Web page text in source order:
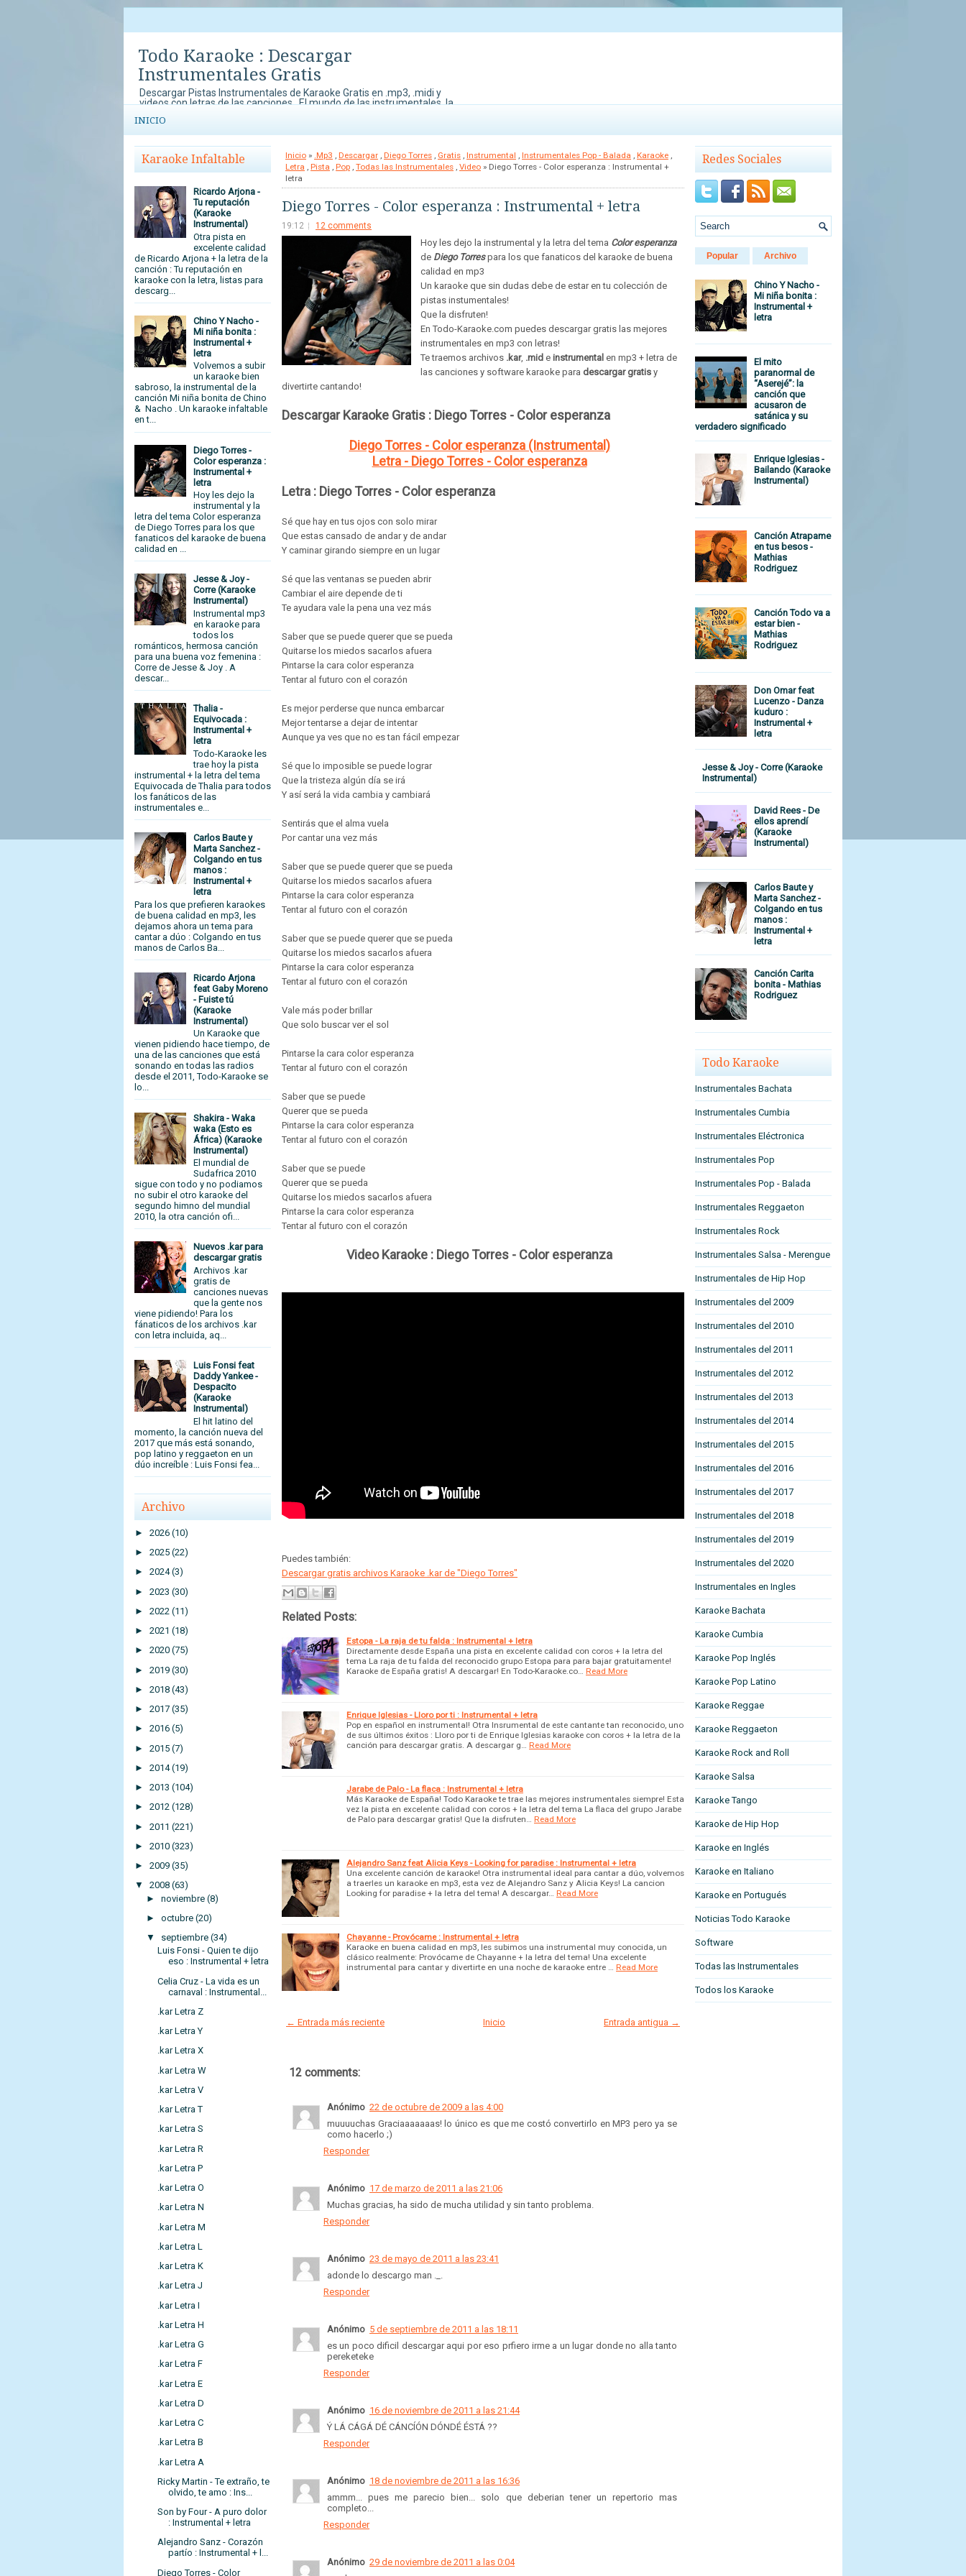
Todo Karaoke : Descargar
Instrumentales Gratis
Descargar Pistas Instrumentales de Karaoke Gratis en .mp3, .midi y
videos con letras de las canciones . El mundo de las instrumentales, la
con concursos de Karaoke que no te puedes perder para demostrar
tu arte y talento al mundo.
INICIO
Karaoke Infaltable
Ricardo Arjona -
Tu reputación
(Karaoke
Instrumental)
Otra pista en
excelente calidad
de Ricardo Arjona + la letra de la
canción : Tu reputación en
karaoke con la letra, listas para
descarg...
Chino Y Nacho -
Mi niña bonita :
Instrumental +
letra
Volvemos a subir
un karaoke bien
sabroso, la instrumental de la
canción Mi niña bonita de Chino
& Nacho . Un karaoke infaltable
en t...
Diego Torres -
Color esperanza :
Instrumental +
letra
Hoy les dejo la
instrumental y la
letra del tema Color esperanza
de Diego Torres para los que
fanaticos del karaoke de buena
calidad en ...
Jesse & Joy -
Corre (Karaoke
Instrumental)
Instrumental mp3
en karaoke para
todos los
románticos, hermosa canción
para una buena voz femenina :
Corre de Jesse & Joy . A
descar...
Thalia -
Equivocada :
Instrumental +
letra
Todo-Karaoke les
trae hoy la pista
instrumental + la letra del tema
Equivocada de Thalia para todos
los fanáticos de las
instrumentales e...
Carlos Baute y
Marta Sanchez -
Colgando en tus
manos :
Instrumental +
letra
Para los que prefieren karaokes
de buena calidad en mp3, les
dejamos ahora un tema para
cantar a dúo : Colgando en tus
manos de Carlos Ba...
Ricardo Arjona
feat Gaby Moreno
- Fuiste tú
(Karaoke
Instrumental)
Un Karaoke que
vienen pidiendo hace tiempo, de
una de las canciones que está
sonando en todas las radios
desde el 2011, Todo-Karaoke se
lo...
Shakira - Waka
waka (Esto es
África) (Karaoke
Instrumental)
El mundial de
Sudafrica 2010
sigue con todo y no podiamos
no subir el otro karaoke del
segundo himno del mundial
2010, la otra canción ofi...
Nuevos .kar para
descargar gratis
Archivos .kar
gratis de
canciones nuevas
que la gente nos
viene pidiendo! Para los
fánaticos de los archivos .kar
con letra incluida, aq...
Luis Fonsi feat
Daddy Yankee -
Despacito
(Karaoke
Instrumental)
El hit latino del
momento, la canción nueva del
2017 que más está sonando,
pop latino y reggaeton en un
dúo increíble : Luis Fonsi fea...
Archivo
► 2026 (10)
► 2025 (22)
► 2024 (3)
► 2023 (30)
► 2022 (11)
► 2021 (18)
► 2020 (75)
► 2019 (30)
► 2018 (43)
► 2017 (35)
► 2016 (5)
► 2015 (7)
► 2014 (19)
► 2013 (104)
► 2012 (128)
► 2011 (221)
► 2010 (323)
► 2009 (35)
▼
2008 (63)
► noviembre (8)
► octubre (20)
▼
septiembre (34)
Luis Fonsi - Quien te dijo
eso : Instrumental + letra
Celia Cruz - La vida es un
carnaval : Instrumental...
.kar Letra Z
.kar Letra Y
.kar Letra X
.kar Letra W
.kar Letra V
.kar Letra T
.kar Letra S
.kar Letra R
.kar Letra P
.kar Letra O
.kar Letra N
.kar Letra M
.kar Letra L
.kar Letra K
.kar Letra J
.kar Letra I
.kar Letra H
.kar Letra G
.kar Letra F
.kar Letra E
.kar Letra D
.kar Letra C
.kar Letra B
.kar Letra A
Ricky Martin - Te extraño, te
olvido, te amo : Ins...
Son by Four - A puro dolor
: Instrumental + letra
Alejandro Sanz - Corazón
partío : Instrumental + l...
Diego Torres - Color
Inicio » .Mp3 , Descargar , Diego Torres , Gratis , Instrumental , Instrumentales Pop - Balada , Karaoke ,
Letra , Pista , Pop , Todas las Instrumentales , Video » Diego Torres - Color esperanza : Instrumental +
letra
Diego Torres - Color esperanza : Instrumental + letra
19:12 12 comments
Hoy les dejo la instrumental y la letra del tema Color esperanza
de Diego Torrespara los que fanaticos del karaoke de buena
calidad en mp3
Un karaoke que sin dudas debe de estar en tu colección de
pistas instumentales!
Que la disfruten!
En Todo-Karaoke.com puedes descargar gratis las mejores
instrumentales en mp3 con letras!
Te traemos archivos .kar, .mid e instrumental en mp3 + letra de
las canciones y software karaoke para descargar gratis y
divertirte cantando!
Descargar Karaoke Gratis : Diego Torres - Color esperanza
Diego Torres - Color esperanza (Instrumental)
Letra - Diego Torres - Color esperanza
Letra : Diego Torres - Color esperanza
Sé que hay en tus ojos con solo mirar
Que estas cansado de andar y de andar
Y caminar girando siempre en un lugar
Sé que las ventanas se pueden abrir
Cambiar el aire depende de ti
Te ayudara vale la pena una vez más
Saber que se puede querer que se pueda
Quitarse los miedos sacarlos afuera
Pintarse la cara color esperanza
Tentar al futuro con el corazón
Es mejor perderse que nunca embarcar
Mejor tentarse a dejar de intentar
Aunque ya ves que no es tan fácil empezar
Sé que lo imposible se puede lograr
Que la tristeza algún día se irá
Y así será la vida cambia y cambiará
Sentirás que el alma vuela
Por cantar una vez más
Saber que se puede querer que se pueda
Quitarse los miedos sacarlos afuera
Pintarse la cara color esperanza
Tentar al futuro con el corazón
Saber que se puede querer que se pueda
Quitarse los miedos sacarlos afuera
Pintarse la cara color esperanza
Tentar al futuro con el corazón
Vale más poder brillar
Que solo buscar ver el sol
Pintarse la cara color esperanza
Tentar al futuro con el corazón
Saber que se puede
Querer que se pueda
Pintarse la cara color esperanza
Tentar al futuro con el corazón
Saber que se puede
Querer que se pueda
Quitarse los miedos sacarlos afuera
Pintarse la cara color esperanza
Tentar al futuro con el corazón
Video Karaoke : Diego Torres - Color esperanza
Puedes también:
Descargar gratis archivos Karaoke .kar de "Diego Torres"
Related Posts:
Estopa - La raja de tu falda : Instrumental + letra
Directamente desde España una pista en excelente calidad con coros + la letra del
tema La raja de tu falda del reconocido grupo Estopa para para bajar gratuitamente!
Karaoke de España gratis! A descargar! En Todo-Karaoke.co…
Read More
Enrique Iglesias - Lloro por ti : Instrumental + letra
Pop en español en instrumental! Otra Insrumental de este cantante tan reconocido, uno
de sus últimos éxitos : Lloro por ti de Enrique Iglesias karaoke con coros + la letra de la
canción para descargar gratis. A descargar g…
Read More
Jarabe de Palo - La flaca : Instrumental + letra
Más Karaoke de España! Todo Karaoke te trae las mejores instrumentales siempre! Esta
vez la pista en excelente calidad con coros + la letra del tema La flaca del grupo Jarabe
de Palo para descargar gratis! Que la disfruten…
Read More
Alejandro Sanz feat Alicia Keys - Looking for paradise : Instrumental + letra
Una excelente canción de karaoke! Otra instrumental ideal para cantar a dúo, volvemos
a traerles un karaoke en mp3, esta vez de Alejandro Sanz y Alicia Keys! La cancion
Looking for paradise + la letra del tema! A descargar…
Read More
Chayanne - Provócame : Instrumental + letra
Karaoke en buena calidad en mp3, les subimos una instrumental muy conocida, un
clásico realmente: Provócame de Chayanne + la letra del tema! Una excelente
instrumental para cantar y divertirte en una noche de karaoke entre …
Read More
← Entrada más reciente Entrada antigua →
Inicio
12 comments:
Anónimo 22 de octubre de 2009 a las 4:00
muuuuchas Graciaaaaaaas! lo único es que me costó convertirlo en MP3 pero ya se
como hacerlo ;)
Responder
Anónimo 17 de marzo de 2011 a las 21:06
Muchas gracias, ha sido de mucha utilidad y sin tanto problema.
Responder
Anónimo 23 de mayo de 2011 a las 23:41
adonde lo descargo man ._.
Responder
Anónimo 5 de septiembre de 2011 a las 18:11
es un poco dificil descargar aqui por eso prfiero irme a un lugar donde no alla tanto
pereketeke
Responder
Anónimo 16 de noviembre de 2011 a las 21:44
Ý LÁ CÁGÁ DÉ CÁNCÍÓN DÓNDÉ ÉSTÁ ??
Responder
Anónimo 18 de noviembre de 2011 a las 16:36
ammm... pues me parecio bien... solo que deberian tener un repertorio mas
completo...
Responder
Anónimo 29 de noviembre de 2011 a las 0:04
Redes Sociales
Popular Archivo
Chino Y Nacho -
Mi niña bonita :
Instrumental +
letra
El mito
paranormal de
“Aserejé”: la
canción que
acusaron de
satánica y su
verdadero significado
Enrique Iglesias -
Bailando (Karaoke
Instrumental)
Canción Atrapame
en tus besos -
Mathias
Rodriguez
Canción Todo va a
estar bien -
Mathias
Rodriguez
Don Omar feat
Lucenzo - Danza
kuduro :
Instrumental +
letra
Jesse & Joy - Corre (Karaoke
Instrumental)
David Rees - De
ellos aprendí
(Karaoke
Instrumental)
Carlos Baute y
Marta Sanchez -
Colgando en tus
manos :
Instrumental +
letra
Canción Carita
bonita - Mathias
Rodriguez
Todo Karaoke
Instrumentales Bachata
Instrumentales Cumbia
Instrumentales Eléctronica
Instrumentales Pop
Instrumentales Pop - Balada
Instrumentales Reggaeton
Instrumentales Rock
Instrumentales Salsa - Merengue
Instrumentales de Hip Hop
Instrumentales del 2009
Instrumentales del 2010
Instrumentales del 2011
Instrumentales del 2012
Instrumentales del 2013
Instrumentales del 2014
Instrumentales del 2015
Instrumentales del 2016
Instrumentales del 2017
Instrumentales del 2018
Instrumentales del 2019
Instrumentales del 2020
Instrumentales en Ingles
Karaoke Bachata
Karaoke Cumbia
Karaoke Pop Inglés
Karaoke Pop Latino
Karaoke Reggae
Karaoke Reggaeton
Karaoke Rock and Roll
Karaoke Salsa
Karaoke Tango
Karaoke de Hip Hop
Karaoke en Inglés
Karaoke en Italiano
Karaoke en Portugués
Noticias Todo Karaoke
Software
Todas las Instrumentales
Todos los Karaoke